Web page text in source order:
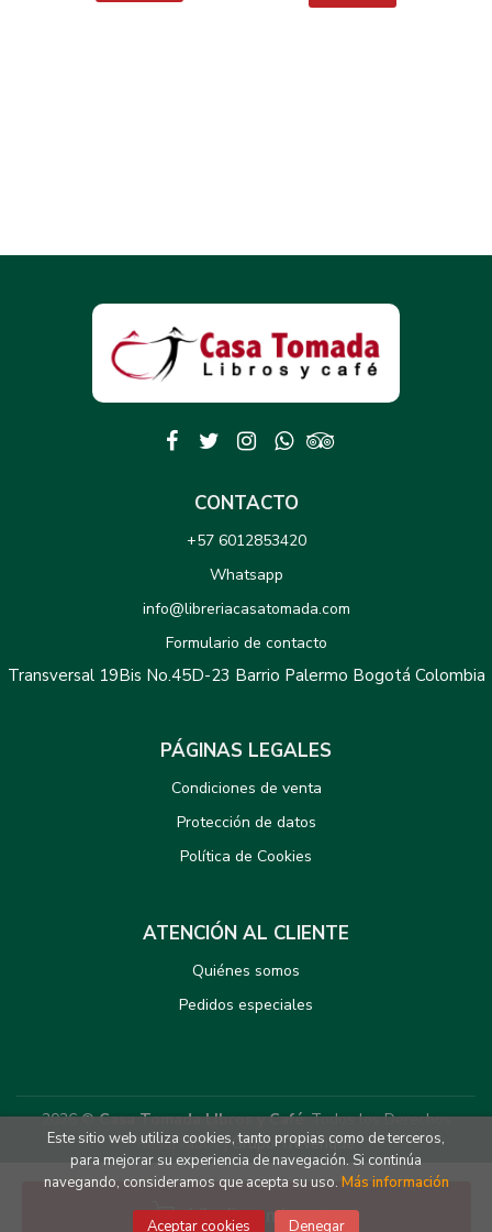
Añadir a mi cesta
CONTACTO
+57 6012853420
Whatsapp
info@libreriacasatomada.com
Formulario de contacto
Transversal 19Bis No.45D-23 Barrio Palermo Bogotá Colombia
PÁGINAS LEGALES
Condiciones de venta
Protección de datos
Política de Cookies
ATENCIÓN AL CLIENTE
Quiénes somos
Pedidos especiales
2026 ©Casa Tomada LIbros y Café. Todos los Derechos
Reservados |Grupo Trevenque
Este sitio web utiliza cookies, tanto propias como de terceros,
para mejorar su experiencia de navegación. Si continúa
navegando, consideramos que acepta su uso. Más información
Aceptar cookies Denegar